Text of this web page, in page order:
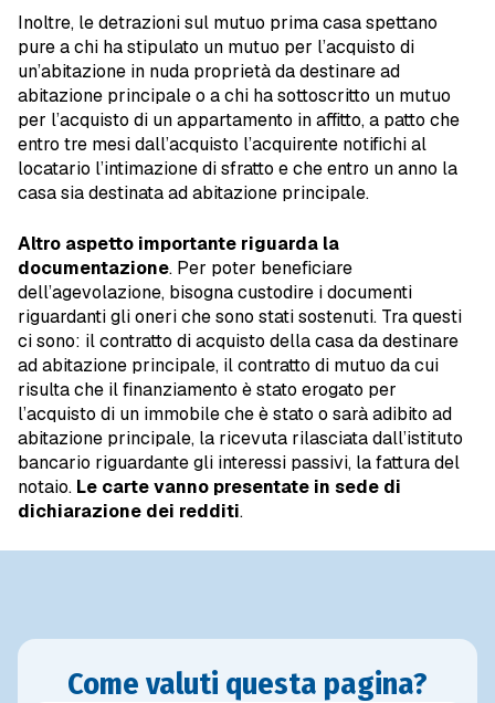
Inoltre, le detrazioni sul mutuo prima casa spettano
pure a chi ha stipulato un mutuo per l’acquisto di
un’abitazione in nuda proprietà da destinare ad
abitazione principale o a chi ha sottoscritto un mutuo
per l’acquisto di un appartamento in affitto, a patto che
entro tre mesi dall’acquisto l’acquirente notifichi al
locatario l’intimazione di sfratto e che entro un anno la
casa sia destinata ad abitazione principale.
Altro aspetto importante riguarda la
documentazione. Per poter beneficiare
dell’agevolazione, bisogna custodire i documenti
riguardanti gli oneri che sono stati sostenuti. Tra questi
ci sono: il contratto di acquisto della casa da destinare
ad abitazione principale, il contratto di mutuo da cui
risulta che il finanziamento è stato erogato per
l’acquisto di un immobile che è stato o sarà adibito ad
abitazione principale, la ricevuta rilasciata dall’istituto
bancario riguardante gli interessi passivi, la fattura del
notaio. Le carte vanno presentate in sede di
dichiarazione dei redditi.
Come valuti questa pagina?